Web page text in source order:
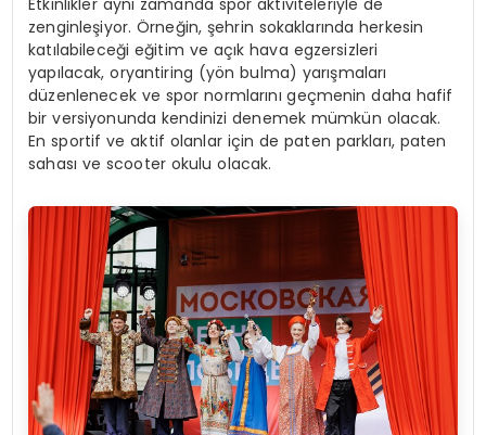
Etkinlikler aynı zamanda spor aktiviteleriyle de
zenginleşiyor. Örneğin, şehrin sokaklarında herkesin
katılabileceği eğitim ve açık hava egzersizleri
yapılacak, oryantiring (yön bulma) yarışmaları
düzenlenecek ve spor normlarını geçmenin daha hafif
bir versiyonunda kendinizi denemek mümkün olacak.
En sportif ve aktif olanlar için de paten parkları, paten
sahası ve scooter okulu olacak.